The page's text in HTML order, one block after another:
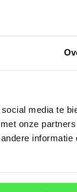
media te
onze
informatie
156